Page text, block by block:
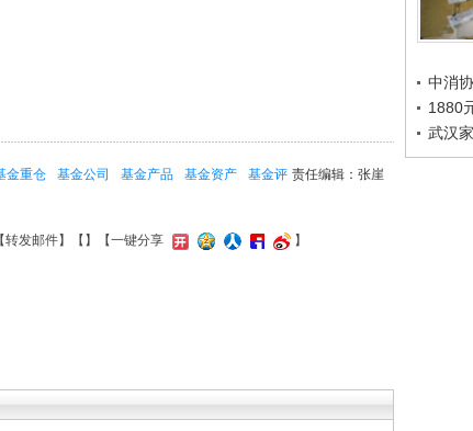
中消
1880
武汉
责任编辑：张崖
金重仓 基金公司 基金产品 基金资产
基金评
转发邮件】【 】 【一键分享 】